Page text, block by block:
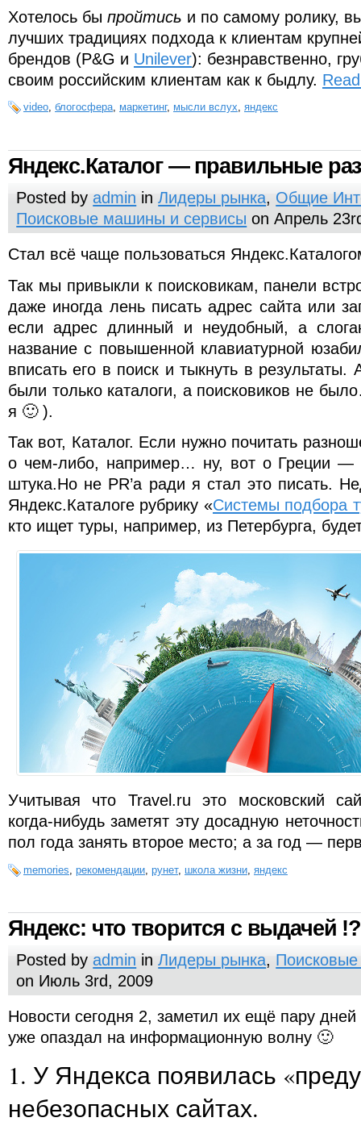
Хотелось бы пройтись и по самому ролику,
лучших традициях подхода к клиентам
брендов (P&G и Unilever): безнравственно,
своим российским клиентам как к быдлу.
video, блогосфера, маркетинг, мысли вслух, яндекс
Яндекс.Каталог — правильные
Posted byadmin inЛидеры рынка, Общие
Поисковые машины и сервисы on Апрель
Стал всё чаще пользоваться
Так мы привыкли к поисковикам, панели
даже иногда лень писать адрес сайта или
если адрес длинный и неудобный, а
название с повышенной клавиатурной
вписать его в поиск и тыкнуть в
были только каталоги, а поисковиков не
я 🙂 ).
Так вот, Каталог. Если нужно почитать
о чем-либо, например… ну, вот о Греции
штука.Но не PR’а ради я стал это писать.
Яндекс.Каталоге рубрику «Системы подбора
кто ищет туры, например, из Петербурга,
Учитывая что Travel.ru это московский
когда-нибудь заметят эту досадную
пол года занять второе место; а за год —
memories рекомендации рунет, школа жизни яндекс
Яндекс: что творится с выдачей !?
Posted byadmin inЛидеры рынка,
on Июль 3rd, 2009
Новости сегодня 2, заметил их ещё пару
уже опаздал на информационную волну 🙂
1. У Яндекса появилась
небезопасных сайтах.